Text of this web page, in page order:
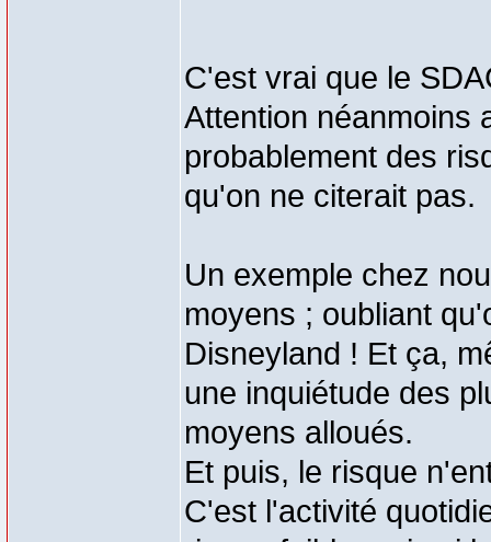
C'est vrai que le
Attention néanmoins
probablement des
qu'on ne citerait pas.
Un exemple chez
moyens ; oubliant
Disneyland ! Et ça,
une inquiétude des
moyens alloués.
Et puis, le risque
C'est l'activité